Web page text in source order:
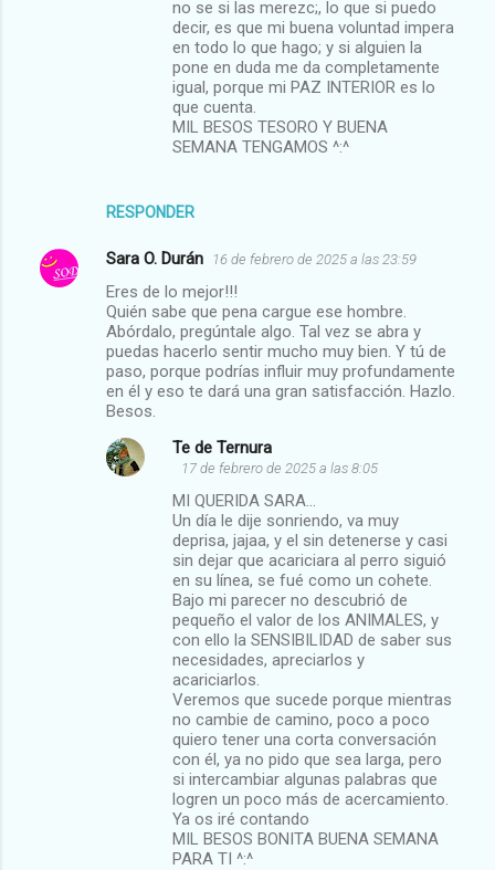
RESPONDER
no se si las merezc;, lo que si puedo
decir, es que mi buena voluntad impera
en todo lo que hago; y si alguien la
pone en duda me da completamente
igual, porque mi PAZ INTERIOR es lo
que cuenta.
MIL BESOS TESORO Y BUENA
SEMANA TENGAMOS ^:^
Sara O. Durán 16 de febrero de 2025 a las 23:59
Eres de lo mejor!!!
Quién sabe que pena cargue ese hombre.
Abórdalo, pregúntale algo. Tal vez se abra y
puedas hacerlo sentir mucho muy bien. Y tú de
paso, porque podrías influir muy profundamente
en él y eso te dará una gran satisfacción. Hazlo.
Besos.
Te de Ternura
17 de febrero de 2025 a las 8:05
MI QUERIDA SARA...
Un día le dije sonriendo, va muy
deprisa, jajaa, y el sin detenerse y casi
sin dejar que acariciara al perro siguió
en su línea, se fué como un cohete.
Bajo mi parecer no descubrió de
pequeño el valor de los ANIMALES, y
con ello la SENSIBILIDAD de saber sus
necesidades, apreciarlos y
acariciarlos.
Veremos que sucede porque mientras
no cambie de camino, poco a poco
quiero tener una corta conversación
con él, ya no pido que sea larga, pero
si intercambiar algunas palabras que
logren un poco más de acercamiento.
Ya os iré contando
MIL BESOS BONITA BUENA SEMANA
PARA TI ^:^